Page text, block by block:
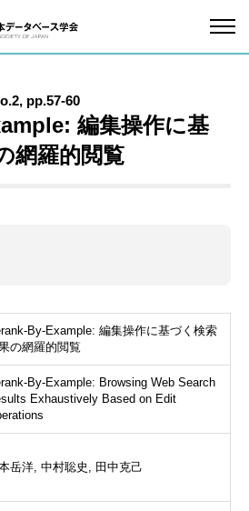
pp.57-60
編集操作に基
網羅的閲覧
By-Example: 編集操作に基づく検索
の網羅的閲覧
By-Example: Browsing Web Search
Exhaustively Based on Edit
岳洋, 中村聡史, 田中克己